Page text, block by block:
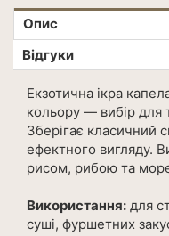
Опис
Відгуки
Екзотична ікра
кольору — вибір для
Зберігає класичний
ефектного вигляду.
рисом, рибою та
Використання: для
суші, фуршетних